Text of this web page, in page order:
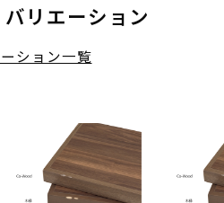
リエーション
ション一覧